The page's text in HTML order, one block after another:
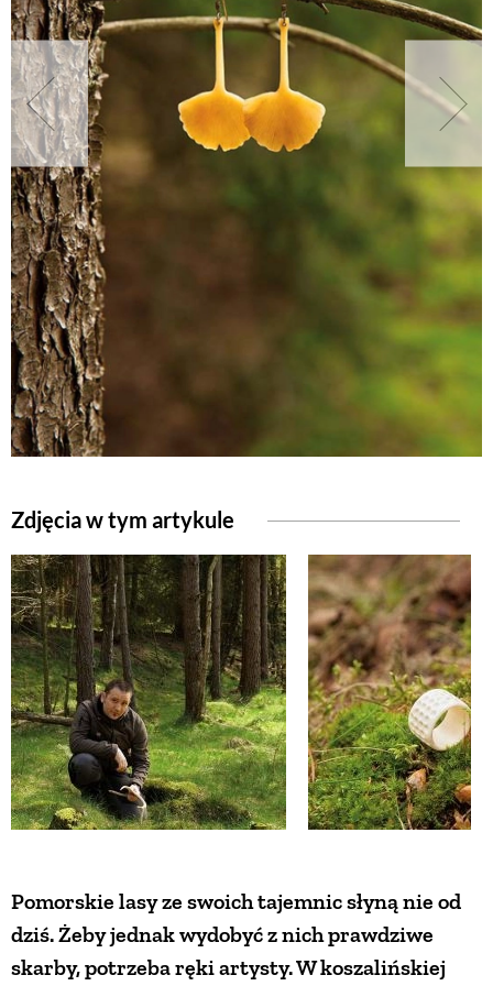
Zdjęcia w tym artykule
Pomorskie lasy ze swoich tajemnic słyną nie od
dziś. Żeby jednak wydobyć z nich prawdziwe
skarby, potrzeba ręki artysty. W koszalińskiej
NATURALNIE
URODA
NATURALNA APTECZKA
PRZYRODA
GRZYBY
KRAJOBRAZ
RĘKODZIEŁO
RZEMIOSŁO
ZWYCZAJE
ZRÓB TO SAM